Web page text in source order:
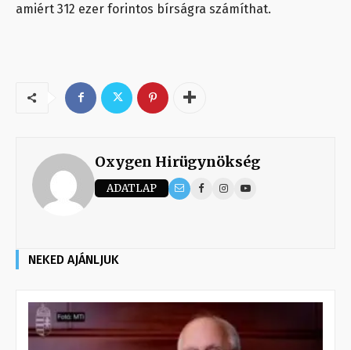
amiért 312 ezer forintos bírságra számíthat.
Oxygen Hirügynökség
ADATLAP
NEKED AJÁNLJUK